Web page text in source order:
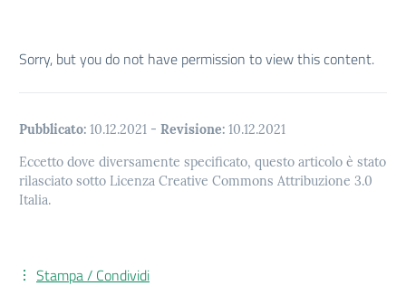
Sorry, but you do not have permission to view this content.
Pubblicato: 10.12.2021 - Revisione: 10.12.2021
Eccetto dove diversamente specificato, questo articolo è stato
rilasciato sotto Licenza Creative Commons Attribuzione 3.0
Italia.
Stampa / Condividi